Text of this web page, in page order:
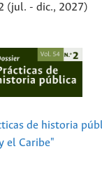
(jul. - dic., 2027)
de historia
el Caribe"